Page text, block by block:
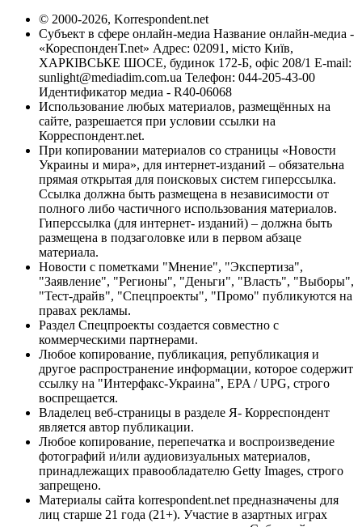
© 2000-2026, Korrespondent.net
Субъект в сфере онлайн-медиа Название онлайн-медиа -
«КореспонденТ.net» Адрес: 02091, місто Київ,
ХАРКІВСЬКЕ ШОСЕ, будинок 172-Б, офіс 208/1 E-mail:
sunlight@mediadim.com.ua Телефон: 044-205-43-00
Идентификатор медиа - R40-06068
Использование любых материалов, размещённых на
сайте, разрешается при условии ссылки на
Корреспондент.net.
При копировании материалов со страницы «Новости
Украины и мира», для интернет-изданий – обязательна
прямая открытая для поисковых систем гиперссылка.
Ссылка должна быть размещена в независимости от
полного либо частичного использования материалов.
Гиперссылка (для интернет- изданий) – должна быть
размещена в подзаголовке или в первом абзаце
материала.
Новости с пометками "Мнение", "Экспертиза",
"Заявление", "Регионы", "Деньги", "Власть", "Выборы",
"Тест-драйв", "Спецпроекты", "Промо" публикуются на
правах рекламы.
Раздел Спецпроекты создается совместно с
коммерческими партнерами.
Любое копирование, публикация, републикация и
другое распространение информации, которое содержит
ссылку на "Интерфакс-Украина", EPA / UPG, строго
воспрещается.
Владелец веб-страницы в разделе Я- Корреспондент
является автор публикации.
Любое копирование, перепечатка и воспроизведение
фотографий и/или аудиовизуальных материалов,
принадлежащих правообладателю Getty Images, строго
запрещено.
Материалы сайта korrespondent.net предназначены для
лиц старше 21 года (21+). Участие в азартных играх